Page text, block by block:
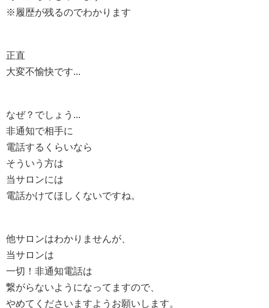
※履歴が残るのでわかります
正直
大変不愉快です...
なぜ？でしょう...
非通知で相手に
電話するくらいなら
そういう方は
当サロンには
電話かけてほしくないですね。
他サロンはわかりませんが、
当サロンは
一切！非通知電話は
繋がらないようになってますので、
やめてくださいますようお願いします。